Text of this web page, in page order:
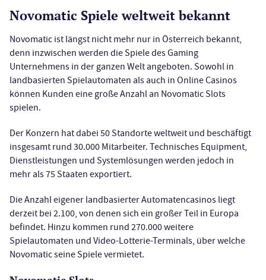
Novomatic Spiele weltweit bekannt
Novomatic ist längst nicht mehr nur in Österreich bekannt,
denn inzwischen werden die Spiele des Gaming
Unternehmens in der ganzen Welt angeboten. Sowohl in
landbasierten Spielautomaten als auch in Online Casinos
können Kunden eine große Anzahl an Novomatic Slots
spielen.
Der Konzern hat dabei 50 Standorte weltweit und beschäftigt
insgesamt rund 30.000 Mitarbeiter. Technisches Equipment,
Dienstleistungen und Systemlösungen werden jedoch in
mehr als 75 Staaten exportiert.
Die Anzahl eigener landbasierter Automatencasinos liegt
derzeit bei 2.100, von denen sich ein großer Teil in Europa
befindet. Hinzu kommen rund 270.000 weitere
Spielautomaten und Video-Lotterie-Terminals, über welche
Novomatic seine Spiele vermietet.